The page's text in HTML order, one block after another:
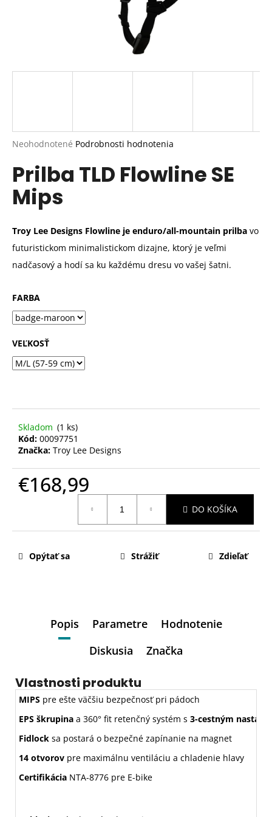
Priemerné
produktu
je
0,0
Neohodnotené Podrobnosti hodnotenia
Prilba TLD Flowline SE
Mips
Troy Lee Designs Flowline je enduro/all-mountain prilba vo
futuristickom minimalistickom dizajne, ktorý je veľmi
nadčasový a hodí sa ku každému dresu vo vašej šatni.
FARBA
VEĽKOSŤ
Skladom (1 ks)
Kód: 00097751
Značka: Troy Lee Designs
€168,99
DO KOŠÍKA
Opýtať sa Strážiť Zdieľať
Popis Parametre
Hodnotenie
Diskusia
Značka
Vlastnosti produktu
MIPS pre ešte väčšiu bezpečnosť pri pádoch
EPS škrupina a 360° fit retenčný systém s 3-cestným
Fidlock sa postará o bezpečné zapínanie na magnet
14 otvorov pre maximálnu ventiláciu a chladenie hlavy
Certifikácia NTA-8776 pre E-bike